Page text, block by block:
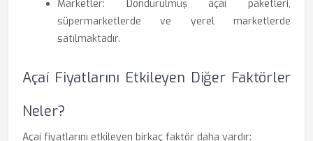
Marketler: Dondurulmuş açaí paketleri,
süpermarketlerde ve yerel marketlerde
satılmaktadır.
Açaí Fiyatlarını Etkileyen Diğer Faktörler
Neler?
Açaí fiyatlarını etkileyen birkaç faktör daha vardır: